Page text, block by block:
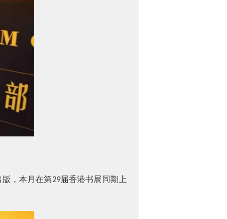
，本月在第29届香港书展同期上